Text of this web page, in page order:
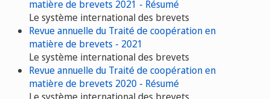
matière de brevets 2021 - Résumé
Le système international des brevets
Revue annuelle du Traité de coopération en
matière de brevets - 2021
Le système international des brevets
Revue annuelle du Traité de coopération en
matière de brevets 2020 - Résumé